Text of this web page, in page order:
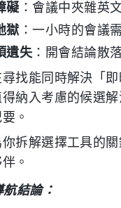
礙：會議中夾雜英
獄 ：一小時的會議
遺失：開會結論散
找能同時解決「
納入考慮的候選
。
拆解選擇工具的
。
航結論：